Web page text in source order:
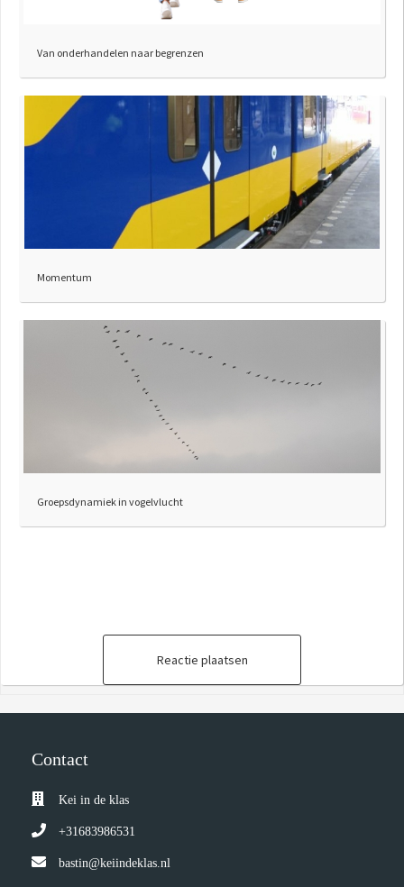
Van onderhandelen naar begrenzen
Momentum
Groepsdynamiek in vogelvlucht
Reactie plaatsen
Contact
Kei in de klas
+31683986531
bastin@keiindeklas.nl